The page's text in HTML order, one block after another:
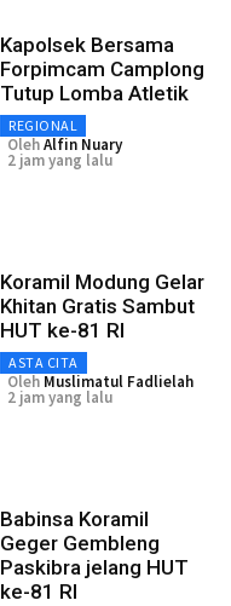
Kapolsek Bersama
Forpimcam Camplong
Tutup Lomba Atletik
REGIONAL
OlehAlfin Nuary
2 jam yang lalu
Koramil Modung Gelar
Khitan Gratis Sambut
HUT ke-81 RI
ASTA CITA
Oleh Muslimatul Fadlielah
2 jam yang lalu
Babinsa Koramil
Geger Gembleng
Paskibra jelang HUT
ke-81 RI